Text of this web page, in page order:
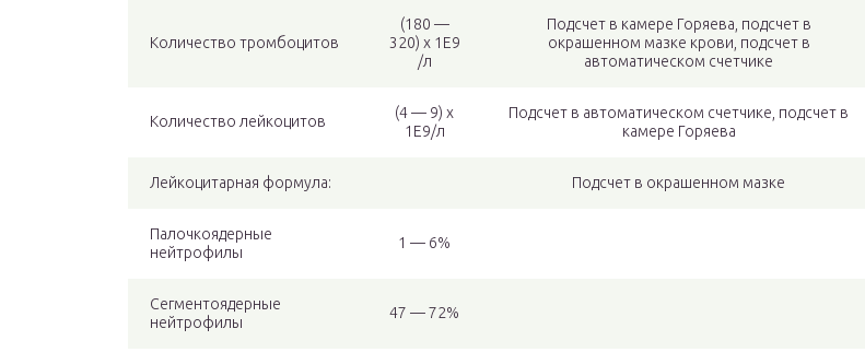
Количество тромбоцитов
(180 —
320) x 1E9
/л
Подсчет в камере Горяева, подсчет в
окрашенном мазке крови, подсчет в
автоматическом счетчике
Количество лейкоцитов
(4 — 9) x
1E9/л
Подсчет в автоматическом счетчике, подсчет в
камере Горяева
Лейкоцитарная формула: Подсчет в окрашенном мазке
Палочкоядерные
нейтрофилы
1 — 6%
Сегментоядерные
нейтрофилы
47 — 72%